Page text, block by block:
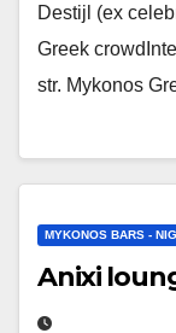
Destijl (ex
Greek
str. Mykonos
MYKONOS BARS -
Anixi